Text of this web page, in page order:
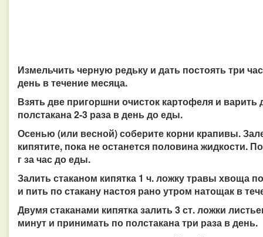
Измельчить черную редьку и дать постоять три
день в течение месяца.
Взять две пригоршни очисток картофеля и варить
полстакана 2-3 раза в день до еды.
Осенью (или весной) соберите корни крапивы.
кипятите, пока не останется половина жидкости.
г за час до еды.
Залить стаканом кипятка 1 ч. ложку травы хвоща
и пить по стакану настоя рано утром натощак в
Двумя стаканами кипятка залить 3 ст. ложки
минут и принимать по полстакана три раза в день.